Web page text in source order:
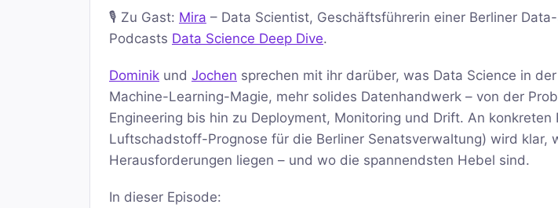
🎙️ Zu Gast: Mira – Data Scientist, Geschäftsführerin einer Berliner
Podcasts Data Science Deep Dive.
Dominik und Jochen sprechen mit ihr darüber, was Data Science in
Machine-Learning-Magie, mehr solides Datenhandwerk – von der
Engineering bis hin zu Deployment, Monitoring und Drift. An konkreten
Luftschadstoff-Prognose für die Berliner Senatsverwaltung) wird klar,
Herausforderungen liegen – und wo die spannendsten Hebel sind.
In dieser Episode: